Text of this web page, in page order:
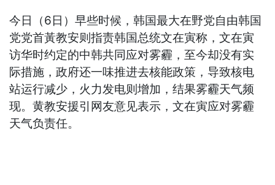
今日（6日）早些时候，韩国最大在野党自由韩国
党党首黃教安则指责韩国总统文在寅称，文在寅
访华时约定的中韩共同应对雾霾，至今却没有实
际措施，政府还一味推进去核能政策，导致核电
站运行减少，火力发电则增加，结果雾霾天气频
现。黄教安援引网友意见表示，文在寅应对雾霾
天气负责任。